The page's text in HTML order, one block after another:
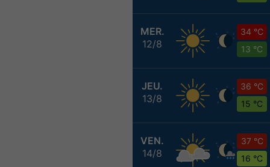
MER.
12/8
34 °C
13 °C
JEU.
13/8
36 °C
15 °C
VEN.
14/8
37 °C
16 °C